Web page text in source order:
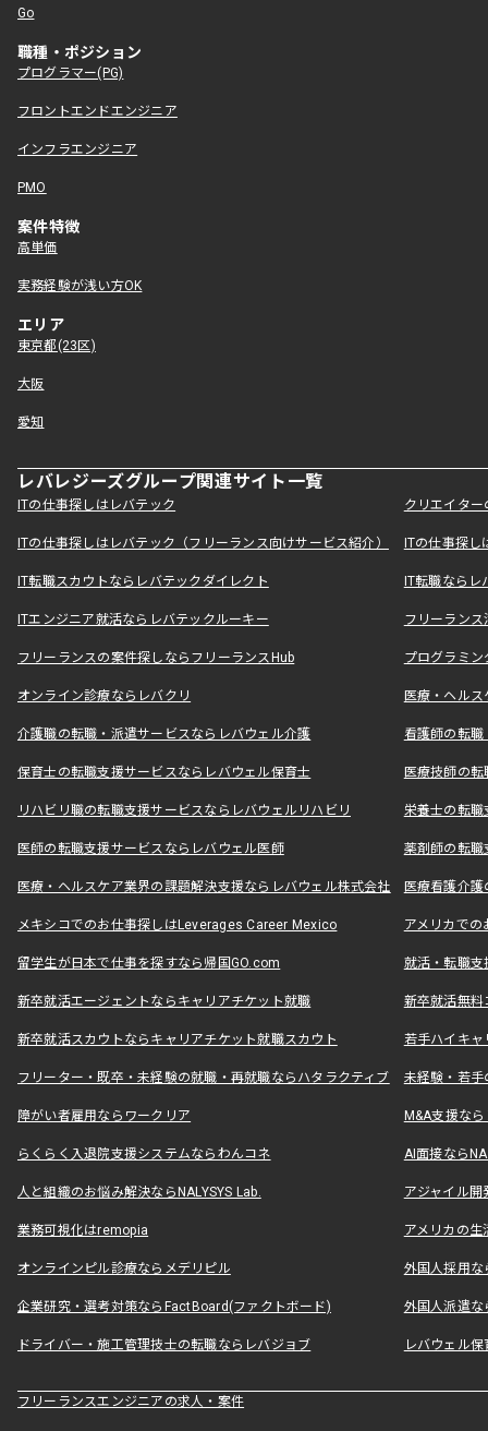
Go
職種・ポジション
プログラマー(PG)
フロントエンドエンジニア
インフラエンジニア
PMO
案件特徴
高単価
実務経験が浅い方OK
エリア
東京都(23区)
大阪
愛知
レバレジーズグループ関連サイト一覧
ITの仕事探しはレバテック クリエイタ
ITの仕事探しはレバテック（フリーランス向けサービス紹介） ITの仕事探
IT転職スカウトならレバテックダイレクト IT転職なら
ITエンジニア就活ならレバテックルーキー フリーラン
フリーランスの案件探しならフリーランスHub プログラミ
オンライン診療ならレバクリ 医療・ヘル
介護職の転職・派遣サービスならレバウェル介護 看護師の転
保育士の転職支援サービスならレバウェル保育士 医療技師の
リハビリ職の転職支援サービスならレバウェルリハビリ 栄養士の転
医師の転職支援サービスならレバウェル医師 薬剤師の転
医療・ヘルスケア業界の課題解決支援ならレバウェル株式会社 医療看護介
メキシコでのお仕事探しはLeverages Career Mexico アメリカで
留学生が日本で仕事を探すなら帰国GO.com 就活・転職
新卒就活エージェントならキャリアチケット就職 新卒就活無料
新卒就活スカウトならキャリアチケット就職スカウト 若手ハイキ
フリーター・既卒・未経験の就職・再就職ならハタラクティブ 未経験・若手
障がい者雇用ならワークリア M&A支援な
らくらく入退院支援システムならわんコネ AI面接なら
人と組織のお悩み解決ならNALYSYS Lab. アジャイル
業務可視化はremopia アメリカの
オンラインピル診療ならメデリピル 外国人採用
企業研究・選考対策ならFactBoard(ファクトボード) 外国人派遣な
ドライバー・施工管理技士の転職ならレバジョブ レバウェル
フリーランスエンジニアの求人・案件